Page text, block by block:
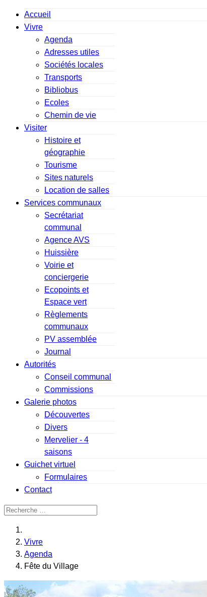
Accueil
Vivre
Agenda
Adresses utiles
Sociétés locales
Transports
Bibliobus
Ecoles
Chemin de vie
Visiter
Histoire et
géographie
Tourisme
Sites naturels
Location de salles
Services communaux
Secrétariat
communal
Agence AVS
Huissière
Voirie et
conciergerie
Ecopoints et
Espace vert
Règlements
communaux
PV assemblée
Journal
Autorités
Conseil communal
Commissions
Galerie photos
Découvertes
Divers
Mervelier - 4
saisons
Guichet virtuel
Formulaires
Contact
Valider
Vivre
Agenda
Fête du Village